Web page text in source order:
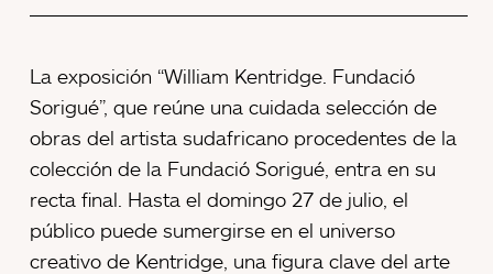
La exposición “William Kentridge. Fundació
Sorigué”, que reúne una cuidada selección de
obras del artista sudafricano procedentes de la
colección de la Fundació Sorigué, entra en su
recta final. Hasta el domingo 27 de julio, el
público puede sumergirse en el universo
creativo de Kentridge, una figura clave del arte